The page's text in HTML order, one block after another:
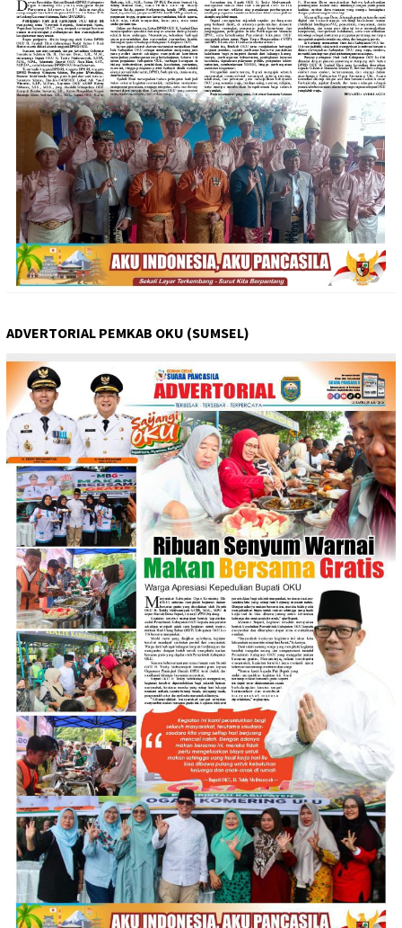
ADVERTORIAL PEMKAB OKU (SUMSEL)